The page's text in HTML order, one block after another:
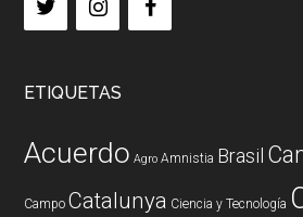
ETIQUETAS
Acuerdo Agro Amnistia Brasil
Campo Catalunya Ciencia y Tecnología